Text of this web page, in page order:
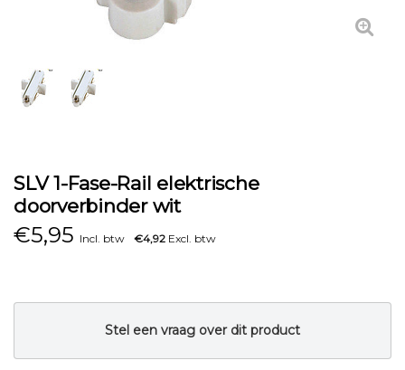
SLV 1-Fase-Rail elektrische
doorverbinder wit
€5,95 Incl. btw €4,92 Excl. btw
Stel een vraag over dit product